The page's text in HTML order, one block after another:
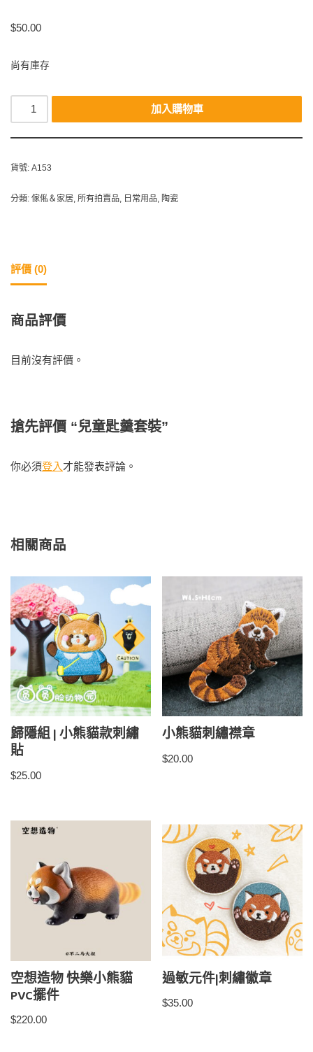
$50.00
尚有庫存
加入購物車
貨號: A153
分類: 傢俬＆家居 所有拍賣品 日常用品 陶瓷
評價 (0)
商品評價
目前沒有評價。
搶先評價 “兒童匙羹套裝”
你必須登入 才能發表評論。
相關商品
歸隱組 | 小熊貓款刺繡
貼
$25.00
小熊貓刺繡襟章
$20.00
空想造物 快樂小熊貓
PVC擺件
$220.00
過敏元件|刺繡徽章
$35.00